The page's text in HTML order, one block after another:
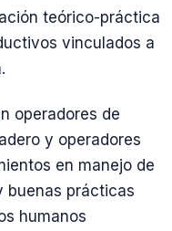
teórico-práctica
vinculados a
operadores de
y operadores
en manejo de
buenas prácticas
humanos